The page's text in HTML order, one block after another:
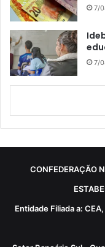
7/
7/
CONFEDERAÇÃO
Entidade Filiada a: